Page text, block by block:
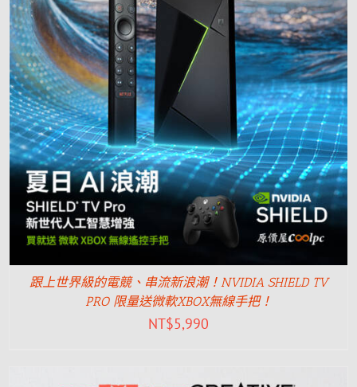
跟上世界級的電競、串流新浪潮！NVIDIA SHIELD TV
PRO 限量送微軟XBOX無線手把！
NT$5,990